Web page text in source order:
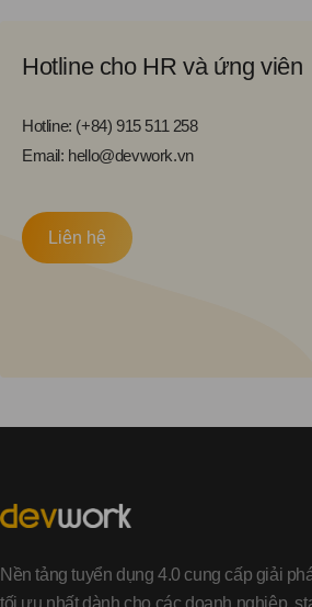
Hotline cho HR và ứng viên
Hotline: (+84) 915 511 258
Email: hello@devwork.vn
Liên hệ
Nền tảng tuyển dụng 4.0 cung cấp giải
tối ưu nhất dành cho các doanh nghiệp,